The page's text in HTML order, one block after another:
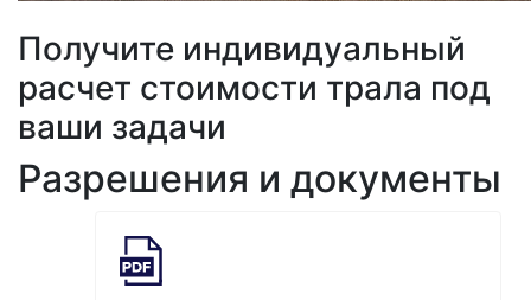
Получите индивидуальный
расчет стоимости трала под
ваши задачи
Разрешения и документы